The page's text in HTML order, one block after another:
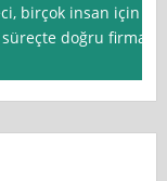
birçok insan için
doğru firma